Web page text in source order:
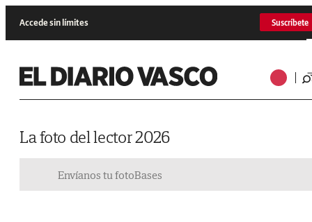
Accede sin límites Suscríbete
La foto del lector 2026
Envíanos tu fotoBases